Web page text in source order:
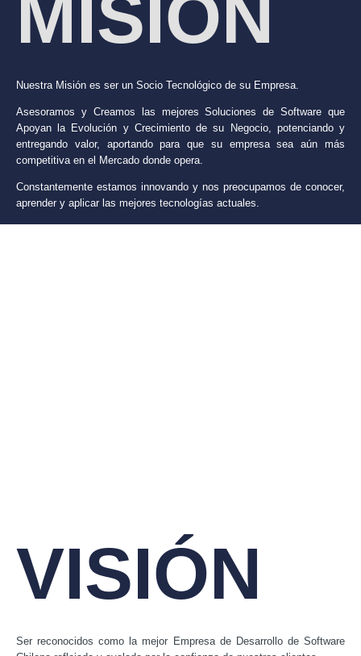
MISIÓN
Nuestra Misión es ser un Socio Tecnológico de su Empresa.
Asesoramos y Creamos las mejores Soluciones de Software que
Apoyan la Evolución y Crecimiento de su Negocio, potenciando y
entregando valor, aportando para que su empresa sea aún más
competitiva en el Mercado donde opera.
Constantemente estamos innovando y nos preocupamos de conocer,
aprender y aplicar las mejores tecnologías actuales.
VISIÓN
Ser reconocidos como la mejor Empresa de Desarrollo de Software